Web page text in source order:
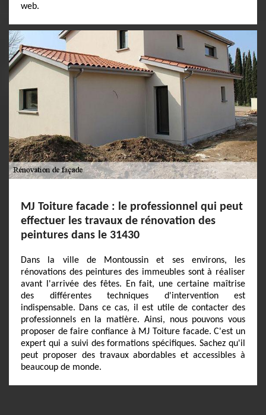
web.
MJ Toiture facade : le professionnel qui peut
effectuer les travaux de rénovation des
peintures dans le 31430
Dans la ville de Montoussin et ses environs, les
rénovations des peintures des immeubles sont à réaliser
avant l'arrivée des fêtes. En fait, une certaine maîtrise
des différentes techniques d'intervention est
indispensable. Dans ce cas, il est utile de contacter des
professionnels en la matière. Ainsi, nous pouvons vous
proposer de faire confiance à MJ Toiture facade. C'est un
expert qui a suivi des formations spécifiques. Sachez qu'il
peut proposer des travaux abordables et accessibles à
beaucoup de monde.